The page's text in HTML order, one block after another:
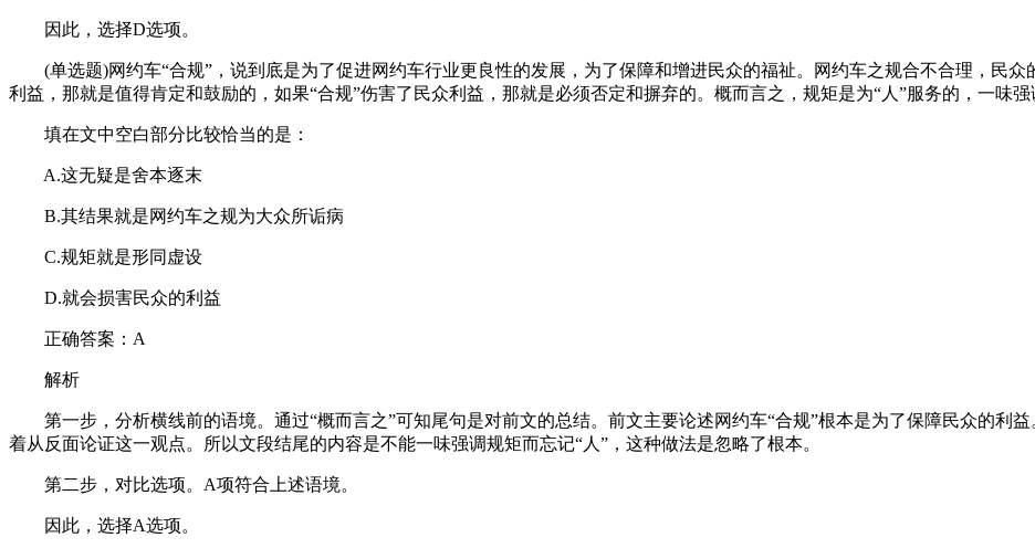
因此，选择D选项。
(单选题)网约车“合规”，说到底是为了促进网约车行业更良性的发展，为了保障和增进民众的福祉。网约车之规合不合理，民众
利益，那就是值得肯定和鼓励的，如果“合规”伤害了民众利益，那就是必须否定和摒弃的。概而言之，规矩是为“人”服务的，一味强
填在文中空白部分比较恰当的是：
A.这无疑是舍本逐末
B.其结果就是网约车之规为大众所诟病
C.规矩就是形同虚设
D.就会损害民众的利益
正确答案：A
解析
第一步，分析横线前的语境。通过“概而言之”可知尾句是对前文的总结。前文主要论述网约车“合规”根本是为了保障民众的利
着从反面论证这一观点。所以文段结尾的内容是不能一味强调规矩而忘记“人”，这种做法是忽略了根本。
第二步，对比选项。A项符合上述语境。
因此，选择A选项。